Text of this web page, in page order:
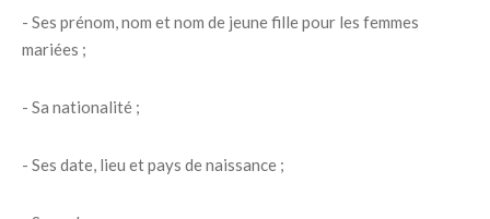
- Ses prénom, nom et nom de jeune fille pour les femmes
mariées ;
- Sa nationalité ;
- Ses date, lieu et pays de naissance ;